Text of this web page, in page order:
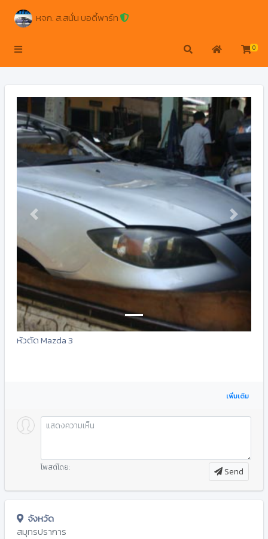
หจก. ส.สนั่น บอดี้พาร์ท
0
Previous Next
หัวตัด Mazda 3
เพิ่มเติม
โพสต์โดย: Send
จังหวัด
สมุทรปราการ